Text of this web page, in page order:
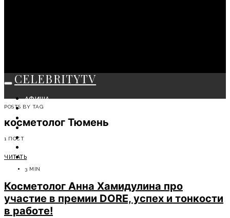
CELEBRITYTV
АФИША
СОБЫТИЯ
КРАСОТА
МОДА
СОВЕТЫ ЭКСПЕРТОВ
POSTS BY TAG
косметолог Тюмень
1 ПОСТ
ЧИТАТЬ
3 MIN
Косметолог Анна Хамидулина про
участие в премии DORE, успех и тонкости
в работе!